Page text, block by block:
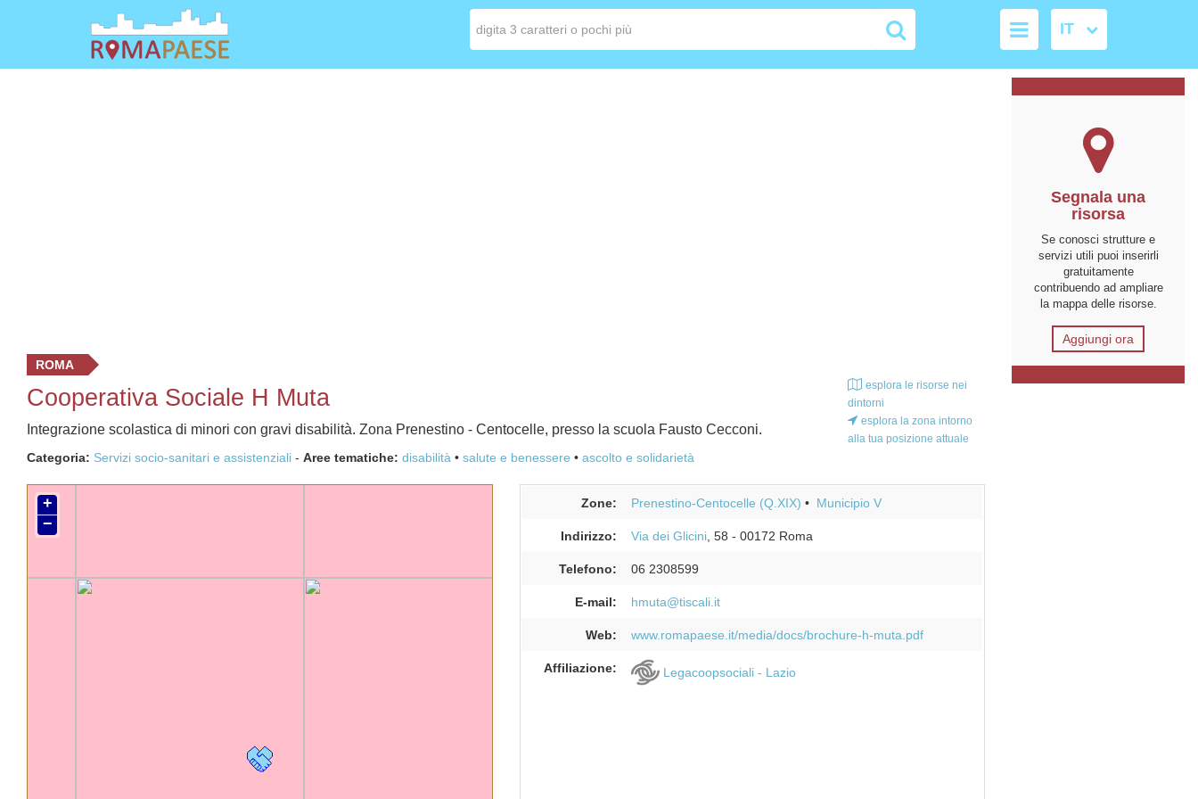
ROMA
Cooperativa Sociale H Muta
Integrazione scolastica di minori con gravi disabilità. Zona Prenestino - Centocelle, presso la scuola Fausto Cecconi.
Categoria: Servizi socio-sanitari e assistenziali - Aree tematiche: disabilità salute e benessere ascolto e solidarietà
esplora le risorse nei
dintorni
esplora la zona intorno
alla tua posizione attuale
+
−
Zone: Prenestino-Centocelle (Q.XIX) Municipio V
Indirizzo: Via dei Glicini, 58 - 00172 Roma
Telefono: 06 2308599
E-mail: hmuta@tiscali.it
Web: www.romapaese.it/media/docs/brochure-h-muta.pdf
Affiliazione: Legacoopsociali - Lazio
Segnala una
risorsa
Se conosci strutture e
servizi utili puoi inserirli
gratuitamente
contribuendo ad ampliare
la mappa delle risorse.
Aggiungi ora